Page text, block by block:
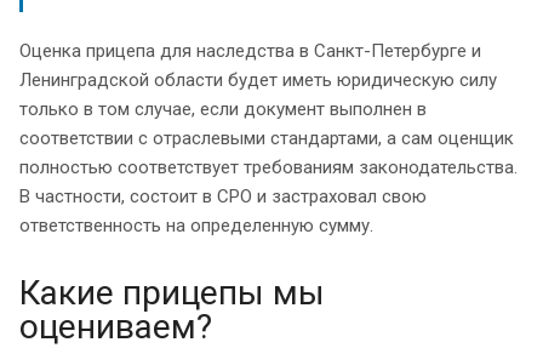
Оценка прицепа для наследства в Санкт-Петербурге и
Ленинградской области будет иметь юридическую силу
только в том случае, если документ выполнен в
соответствии с отраслевыми стандартами, а сам оценщик
полностью соответствует требованиям законодательства.
В частности, состоит в СРО и застраховал свою
ответственность на определенную сумму.
Какие прицепы мы
оцениваем?